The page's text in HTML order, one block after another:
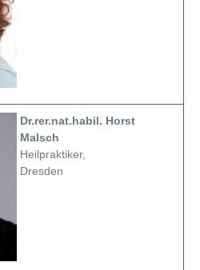
Dr.rer.nat.habil. Horst
Malsch
Heilpraktiker,
Dresden